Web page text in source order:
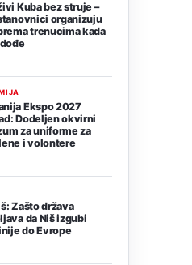
Kuba bez struje –
organizuju
trenucima kada
Ekspo 2027
Dodeljen okvirni
za uniforme za
i volontere
Zašto država
da Niš izgubi
do Evrope